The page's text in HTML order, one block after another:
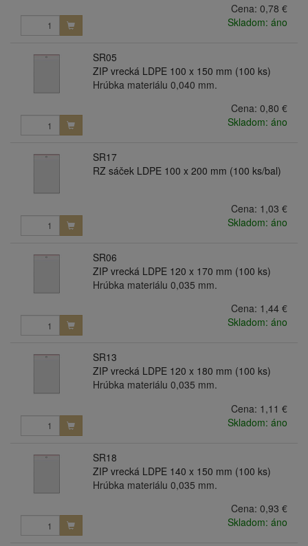
Cena: 0,78 €
Skladom: áno
SR05
ZIP vrecká LDPE 100 x 150 mm (100 ks)
Hrúbka materiálu 0,040 mm.
Cena: 0,80 €
Skladom: áno
SR17
RZ sáček LDPE 100 x 200 mm (100 ks/bal)
Cena: 1,03 €
Skladom: áno
SR06
ZIP vrecká LDPE 120 x 170 mm (100 ks)
Hrúbka materiálu 0,035 mm.
Cena: 1,44 €
Skladom: áno
SR13
ZIP vrecká LDPE 120 x 180 mm (100 ks)
Hrúbka materiálu 0,035 mm.
Cena: 1,11 €
Skladom: áno
SR18
ZIP vrecká LDPE 140 x 150 mm (100 ks)
Hrúbka materiálu 0,035 mm.
Cena: 0,93 €
Skladom: áno